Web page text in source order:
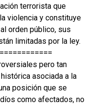
terrorista que
violencia y constituye
orden público, sus
limitadas por la ley.
pero tan
asociada a la
posición que se
como afectados, no